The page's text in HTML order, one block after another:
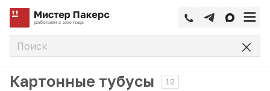
Главная — Каталог — Тубусы — Картонные тубусы
Картонные тубусы 12